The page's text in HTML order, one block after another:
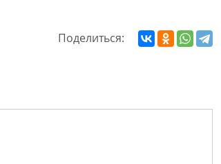
Поделиться: